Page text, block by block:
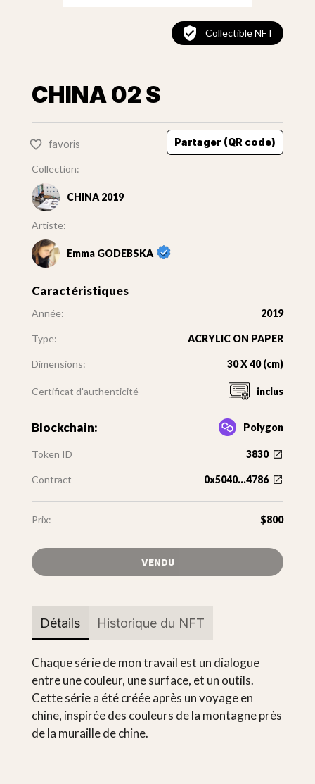
Collectible NFT
CHINA 02 S
favoris Partager (QR code)
Collection:
CHINA 2019
Artiste:
Emma GODEBSKA
Caractéristiques
Année: 2019
Type: ACRYLIC ON PAPER
Dimensions: 30 X 40 (cm)
Certificat d'authenticité inclus
Blockchain: Polygon
Token ID 3830
Contract 0x5040...4786
Prix: $800
VENDU
Détails Historique du NFT
Chaque série de mon travail est un dialogue
entre une couleur, une surface, et un outils.
Cette série a été créée après un voyage en
chine, inspirée des couleurs de la montagne près
de la muraille de chine.